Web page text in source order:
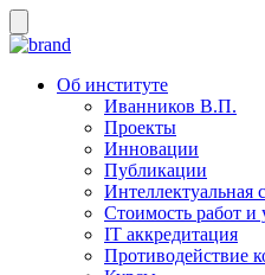
Об институте
Иванников В.П.
Проекты
Инновации
Публикации
Интеллектуальная
Стоимость работ и
IT аккредитация
Противодействие